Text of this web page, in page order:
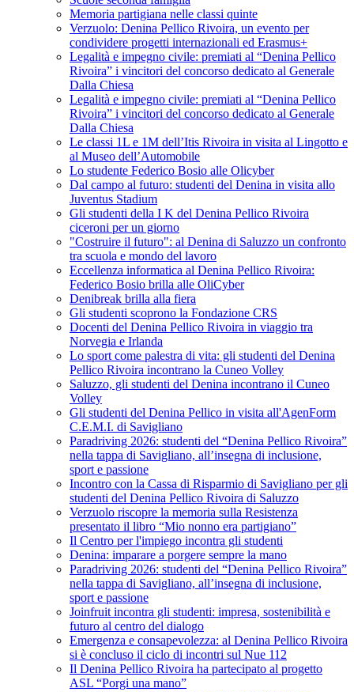
Memoria partigiana nelle classi quinte
Verzuolo: Denina Pellico Rivoira, un evento per
condividere progetti internazionali ed Erasmus+
Legalità e impegno civile: premiati al “Denina Pellico
Rivoira” i vincitori del concorso dedicato al Generale
Dalla Chiesa
Legalità e impegno civile: premiati al “Denina Pellico
Rivoira” i vincitori del concorso dedicato al Generale
Dalla Chiesa
Le classi 1L e 1M dell’Itis Rivoira in visita al Lingotto e
al Museo dell’Automobile
Lo studente Federico Bosio alle Olicyber
Dal campo al futuro: studenti del Denina in visita allo
Juventus Stadium
Gli studenti della I K del Denina Pellico Rivoira
ciceroni per un giorno
"Costruire il futuro": al Denina di Saluzzo un confronto
tra scuola e mondo del lavoro
Eccellenza informatica al Denina Pellico Rivoira:
Federico Bosio brilla alle OliCyber
Denibreak brilla alla fiera
Gli studenti scoprono la Fondazione CRS
Docenti del Denina Pellico Rivoira in viaggio tra
Norvegia e Irlanda
Lo sport come palestra di vita: gli studenti del Denina
Pellico Rivoira incontrano la Cuneo Volley
Saluzzo, gli studenti del Denina incontrano il Cuneo
Volley
Gli studenti del Denina Pellico in visita all'AgenForm
C.E.M.I. di Savigliano
Paradriving 2026: studenti del “Denina Pellico Rivoira”
nella tappa di Savigliano, all’insegna di inclusione,
sport e passione
Incontro con la Cassa di Risparmio di Savigliano per gli
studenti del Denina Pellico Rivoira di Saluzzo
Verzuolo riscopre la memoria sulla Resistenza
presentato il libro “Mio nonno era partigiano”
Il Centro per l'impiego incontra gli studenti
Denina: imparare a porgere sempre la mano
Paradriving 2026: studenti del “Denina Pellico Rivoira”
nella tappa di Savigliano, all’insegna di inclusione,
sport e passione
Joinfruit incontra gli studenti: impresa, sostenibilità e
futuro al centro del dialogo
Emergenza e consapevolezza: al Denina Pellico Rivoira
si è concluso il ciclo di incontri sul Nue 112
Il Denina Pellico Rivoira ha partecipato al progetto
ASL “Porgi una mano”